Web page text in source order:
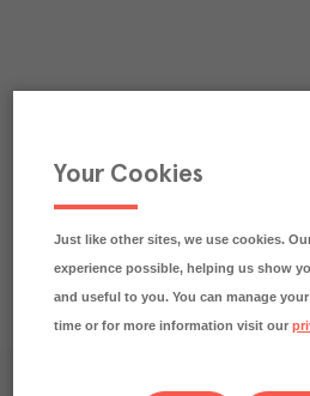
Näringsdeklaration
Your Cookies
Just like other sites, we use cookies.
experience possible, helping us show
and useful to you. You can manage
time or for more information visit our